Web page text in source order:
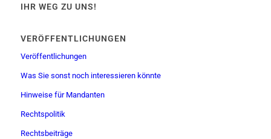
IHR WEG ZU UNS!
VERÖFFENTLICHUNGEN
Veröffentlichungen
Was Sie sonst noch interessieren könnte
Hinweise für Mandanten
Rechtspolitik
Rechtsbeiträge